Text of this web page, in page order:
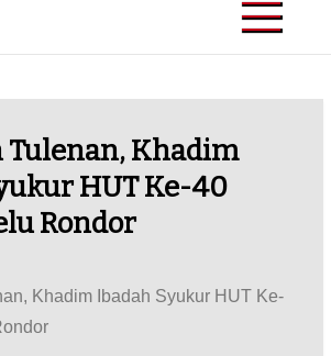
Khadim
HUT Ke-40
Rondor